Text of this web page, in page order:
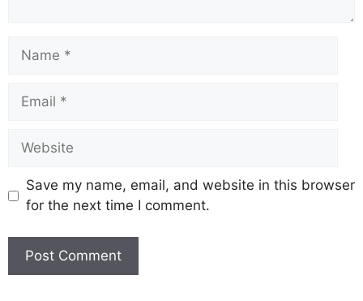
Save my name, email, and website in this browser
for the next time I comment.